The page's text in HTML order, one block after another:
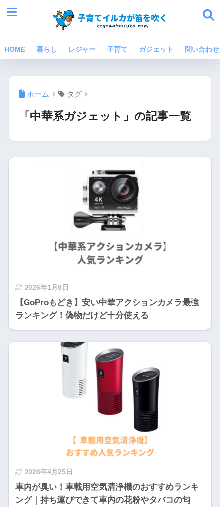
HOME 暮らし レジャー 子育て ガジェット 問い合わせ
ホーム タグ
「中華系ガジェット」の記事一覧
2026年1月8日
【GoProもどき】安い中華アクションカメラ最強
ランキング！偽物だけど十分使える
2026年4月25日
車内が臭い！車載用空気清浄機のおすすめランキ
ング｜持ち運びできて車内の花粉やタバコの匂